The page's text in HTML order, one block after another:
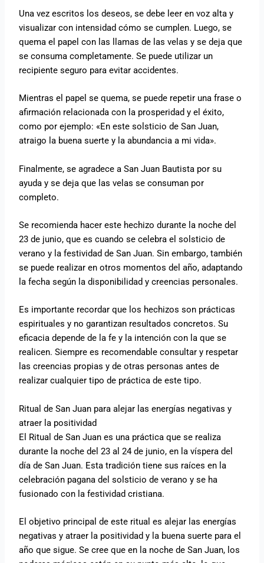
Una vez escritos los deseos, se debe leer en voz alta y
visualizar con intensidad cómo se cumplen. Luego, se
quema el papel con las llamas de las velas y se deja que
se consuma completamente. Se puede utilizar un
recipiente seguro para evitar accidentes.
Mientras el papel se quema, se puede repetir una frase o
afirmación relacionada con la prosperidad y el éxito,
como por ejemplo: «En este solsticio de San Juan,
atraigo la buena suerte y la abundancia a mi vida».
Finalmente, se agradece a San Juan Bautista por su
ayuda y se deja que las velas se consuman por
completo.
Se recomienda hacer este hechizo durante la noche del
23 de junio, que es cuando se celebra el solsticio de
verano y la festividad de San Juan. Sin embargo, también
se puede realizar en otros momentos del año, adaptando
la fecha según la disponibilidad y creencias personales.
Es importante recordar que los hechizos son prácticas
espirituales y no garantizan resultados concretos. Su
eficacia depende de la fe y la intención con la que se
realicen. Siempre es recomendable consultar y respetar
las creencias propias y de otras personas antes de
realizar cualquier tipo de práctica de este tipo.
Ritual de San Juan para alejar las energías negativas y
atraer la positividad
El Ritual de San Juan es una práctica que se realiza
durante la noche del 23 al 24 de junio, en la víspera del
día de San Juan. Esta tradición tiene sus raíces en la
celebración pagana del solsticio de verano y se ha
fusionado con la festividad cristiana.
El objetivo principal de este ritual es alejar las energías
negativas y atraer la positividad y la buena suerte para el
año que sigue. Se cree que en la noche de San Juan, los